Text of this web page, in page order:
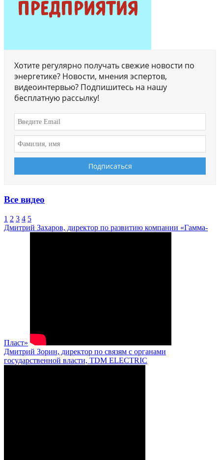
Хотите регулярно получать свежие новости по
энергетике? Новости, мнения эспертов,
видеоинтервью? Подпишитесь на нашу
бесплатную рассылку!
Все видео
1 2 3 4 5
Дмитрий Захаров, директор по развитию компании «Гамма-
Пласт»
Дмитрий Зорин, директор по связям с органами
государственной власти, TDM ELECTRIC